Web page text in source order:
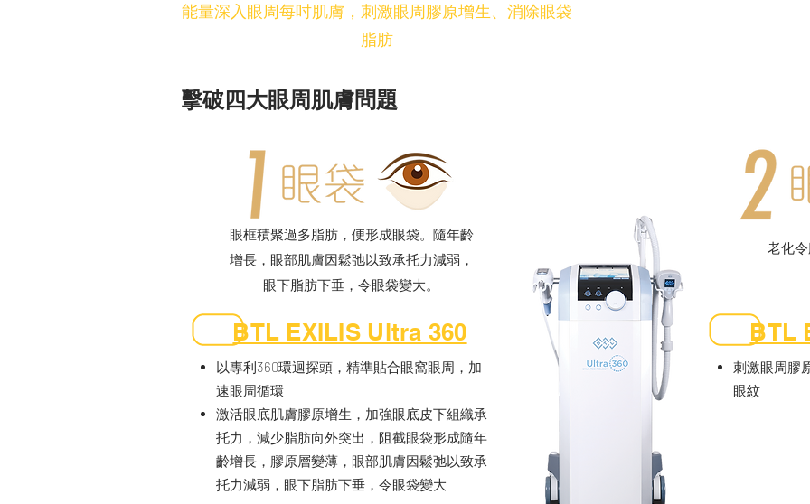
能量深入眼周每吋肌膚，刺激眼周膠原增生、消除眼袋
脂肪
擊破四大眼周肌膚問題
老化
以專利360環迴探頭，精準貼合眼窩眼周，加
速眼周循環
激活眼底肌膚膠原增生，加強眼底皮下組織承
托力，減少脂肪向外突出，阻截眼袋形成隨年
齡增長，膠原層變薄，眼部肌膚因鬆弛以致承
托力減弱，眼下脂肪下垂，令眼袋變大
眼框積聚過多脂肪，便形成眼袋。隨年齡
增長，眼部肌膚因鬆弛以致承托力減弱，
眼下脂肪下垂，令眼袋變大。
BTL EXILIS Ultra 360
刺激眼周膠
眼紋
BTL